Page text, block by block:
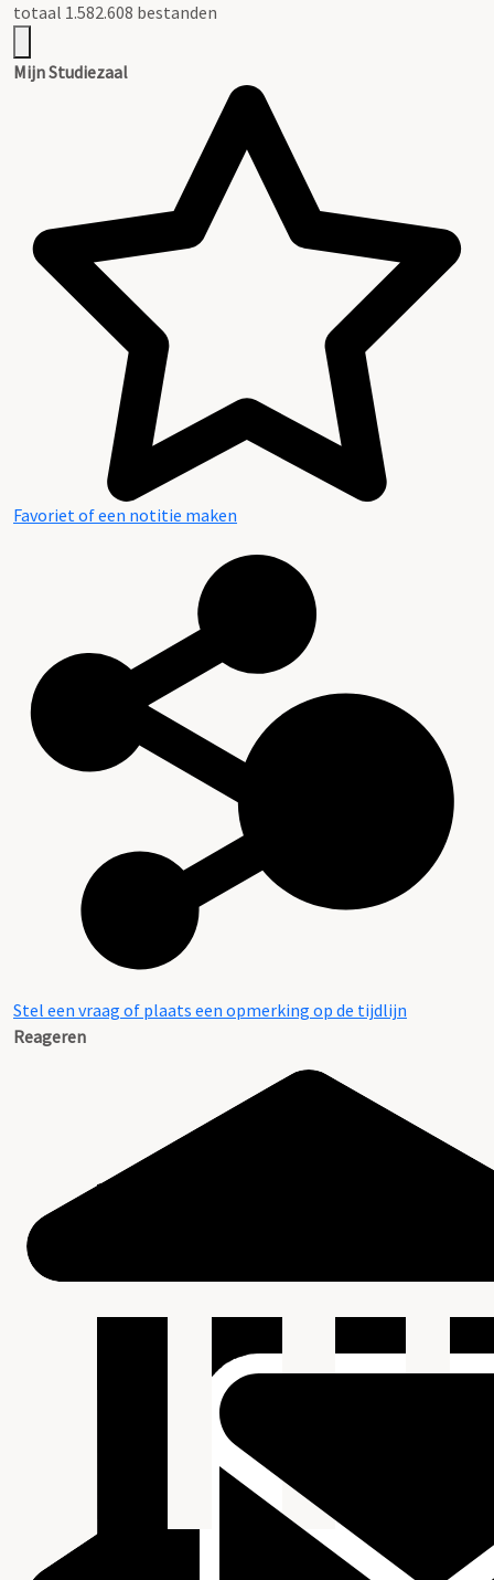
totaal 1.582.608 bestanden
Mijn Studiezaal
Favoriet of een notitie maken
Stel een vraag of plaats een opmerking op de tijdlijn
Reageren